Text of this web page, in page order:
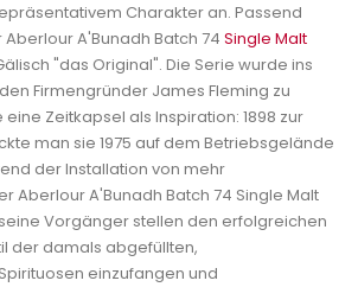
Charakter an. Passend
A'Bunadh Batch 74 Single Malt
"das Original". Die Serie wurde ins
Firmengründer James Fleming zu
Zeitkapsel als Inspiration: 1898 zur
man sie 1975 auf dem Betriebsgelände
der Installation von mehr
Aberlour A'Bunadh Batch 74 Single Malt
Vorgänger stellen den erfolgreichen
der damals abgefüllten,
einzufangen und